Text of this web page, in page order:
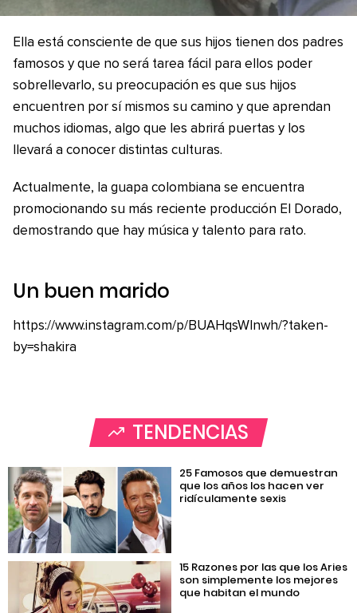
Ella está consciente de que sus hijos tienen dos padres
famosos y que no será tarea fácil para ellos poder
sobrellevarlo, su preocupación es que sus hijos
encuentren por sí mismos su camino y que aprendan
muchos idiomas, algo que les abrirá puertas y los
llevará a conocer distintas culturas.
Actualmente, la guapa colombiana se encuentra
promocionando su más reciente producción El Dorado,
demostrando que hay música y talento para rato.
Un buen marido
https://www.instagram.com/p/BUAHqsWlnwh/?taken-
by=shakira
TENDENCIAS
25 Famosos que demuestran
que los años los hacen ver
ridículamente sexis
15 Razones por las que los Aries
son simplemente los mejores
que habitan el mundo